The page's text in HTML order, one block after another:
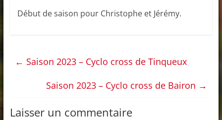
Début de saison pour Christophe et Jérémy.
← Saison 2023 – Cyclo cross de Tinqueux
Saison 2023 – Cyclo cross de Bairon →
Laisser un commentaire